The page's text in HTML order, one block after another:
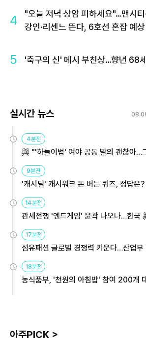
4
"오늘 저녁 상암 피하세요"…맨시티
강인·리센느 뜬다, 6호선 혼잡 예상
5 '축구의 신' 메시 부친상…향년 68
실시간 뉴스
4분전
與 "'하늘이법' 여야 공동 발의 괜찮아…
9분전
'캐시딜' 캐시워크 돈 버는 퀴즈, 정답은?
14분전
관세전쟁 '엔드게임' 윤곽 나오나…한국
용해야
17분전
섬유패션 글로벌 경쟁력 키운다…산업
원
18분전
농식품부, '천원의 아침밥' 참여 200개
아주PICK >